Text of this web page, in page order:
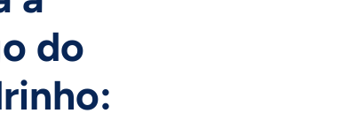
do